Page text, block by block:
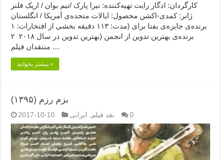
کارگردان: ادگار رایت تهیه‌کننده: نیرا پارک /تیم بوان / اریک فلنر
ژانر: کمدی-اکشن محصول: ایالات متحده‌ی آمریکا / انگلستان
مدت: ۱۱۳ دقیقه بخشی از افتخارات: ۱) برنده‌ی جایزه‌ی بفتا برای
بهترین تدوین در سال ۲۰۱۸ ۲) برنده‌ی بهترین تدوین از انجمن
منتقدان فیلم …
بیشتر بخوانید »
بزم رزم (۱۳۹۵)
2017-10-10 نقد فیلم ایرانی 0